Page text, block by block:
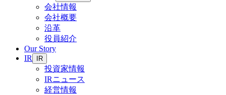
会社情報
会社概要
沿革
役員紹介
Our Story
IR
IR
投資家情報
IRニュース
経営情報